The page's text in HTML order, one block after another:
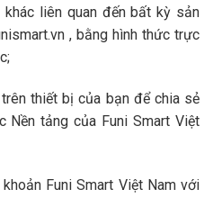
liên quan đến bất kỳ sản
, bằng hình thức trực
thiết bị của bạn để chia sẻ
Nền tảng của Funi Smart Việt
Funi Smart Việt Nam với